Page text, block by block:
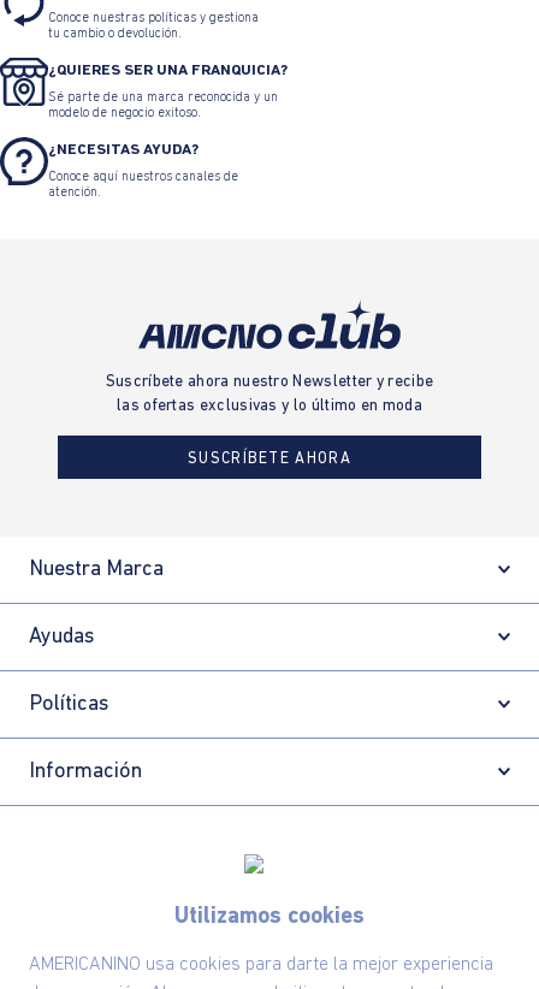
Utilizamos cookies
AMERICANINO usa cookies para darte la mejor experiencia
Conoce nuestras políticas y gestiona
tu cambio o devolución.
¿QUIERES SER UNA FRANQUICIA?
Sé parte de una marca reconocida y un
modelo de negocio exitoso.
¿NECESITAS AYUDA?
Conoce aquí nuestros canales de
atención.
Suscríbete ahora nuestro Newsletter y recibe
las ofertas exclusivas y lo último en moda
SUSCRÍBETE AHORA
Nuestra Marca
Ayudas
Políticas
Información